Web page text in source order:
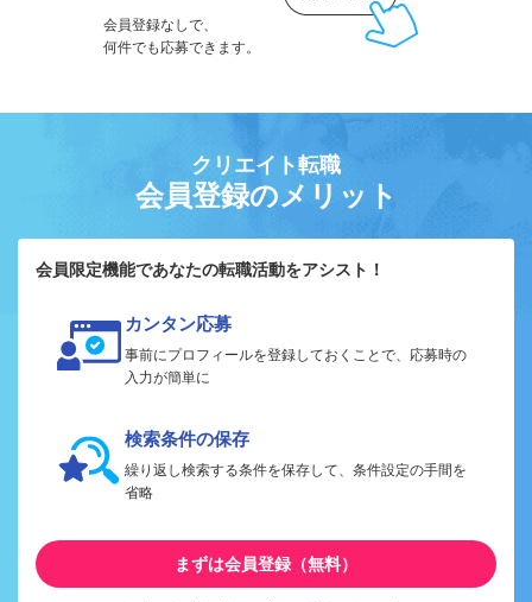
会員登録なしで、
何件でも応募できます。
クリエイト転職
会員登録のメリット
会員限定機能であなたの転職活動をアシスト！
カンタン応募
事前にプロフィールを登録しておくことで、応募時の
入力が簡単に
検索条件の保存
繰り返し検索する条件を保存して、条件設定の手間を
省略
まずは会員登録（無料）